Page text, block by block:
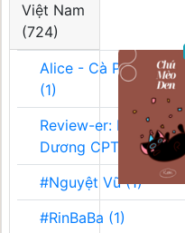
Việt Nam
(724)
Alice - Cà Phê Team
(1)
Review-er: Dương
Dương CPT (1)
#Nguyệt Vũ (1)
#RinBaBa (1)